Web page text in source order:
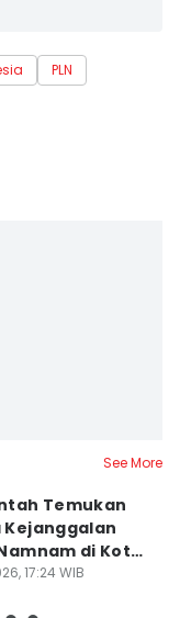
PLN
See More
Temukan
Kejanggalan
Namnam di Kota
17:24 WIB